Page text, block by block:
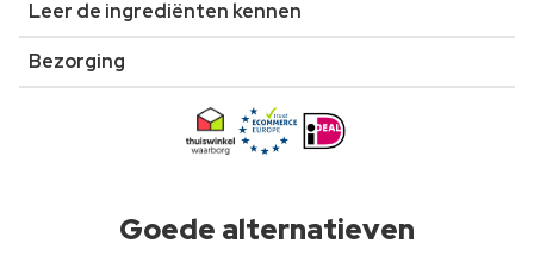
Leer de ingrediënten kennen
Bezorging
Goede alternatieven